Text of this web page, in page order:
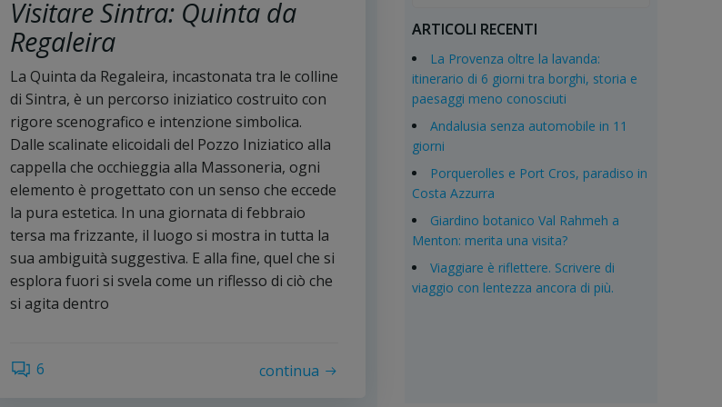
Visitare Sintra: Quinta da
Regaleira
La Quinta da Regaleira, incastonata tra le colline
di Sintra, è un percorso iniziatico costruito con
rigore scenografico e intenzione simbolica.
Dalle scalinate elicoidali del Pozzo Iniziatico alla
cappella che occhieggia alla Massoneria, ogni
elemento è progettato con un senso che eccede
la pura estetica. In una giornata di febbraio
tersa ma frizzante, il luogo si mostra in tutta la
sua ambiguità suggestiva. E alla fine, quel che si
esplora fuori si svela come un riflesso di ciò che
si agita dentro
6 continua
ARTICOLI RECENTI
La Provenza oltre la lavanda:
itinerario di 6 giorni tra borghi, storia e
paesaggi meno conosciuti
Andalusia senza automobile in 11
giorni
Porquerolles e Port Cros, paradiso in
Costa Azzurra
Giardino botanico Val Rahmeh a
Menton: merita una visita?
Viaggiare è riflettere. Scrivere di
viaggio con lentezza ancora di più.